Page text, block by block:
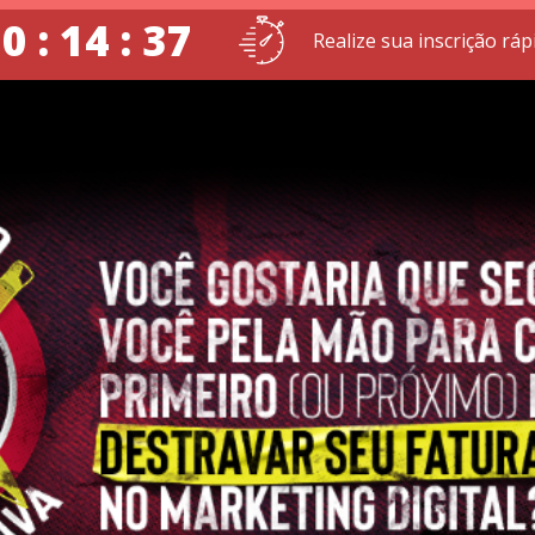
: 14 : 36 Realize sua inscrição